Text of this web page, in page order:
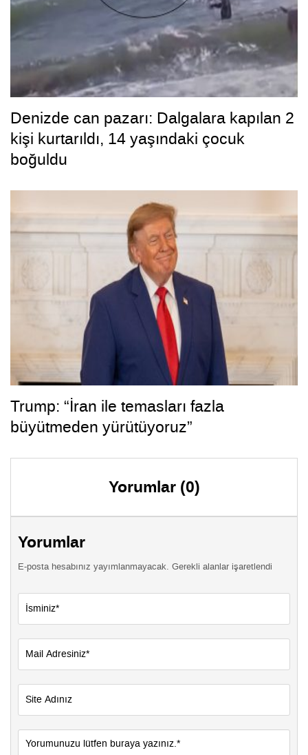
Denizde can pazarı: Dalgalara kapılan 2
kişi kurtarıldı, 14 yaşındaki çocuk
boğuldu
Trump: “İran ile temasları fazla
büyütmeden yürütüyoruz”
Yorumlar (0)
Yorumlar
E-posta hesabınız yayımlanmayacak. Gerekli alanlar işaretlendi